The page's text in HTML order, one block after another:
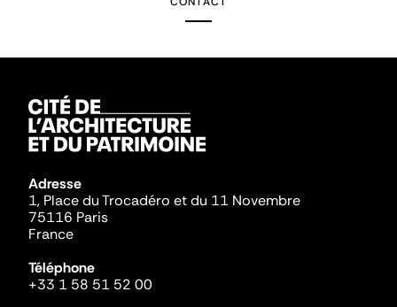
Adresse
1, Place du Trocadéro et du 11 Novembre
75116 Paris
France
Téléphone
+33 1 58 51 52 00